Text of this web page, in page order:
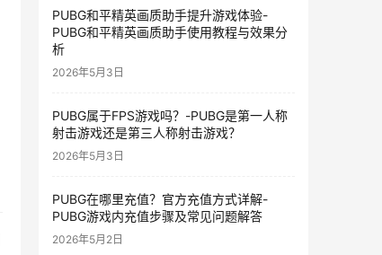
PUBG和平精英画质助手提升游戏体验-
PUBG和平精英画质助手使用教程与效果分
析
2026年5月3日
PUBG属于FPS游戏吗？-PUBG是第一人称
射击游戏还是第三人称射击游戏？
2026年5月3日
PUBG在哪里充值？官方充值方式详解-
PUBG游戏内充值步骤及常见问题解答
2026年5月2日